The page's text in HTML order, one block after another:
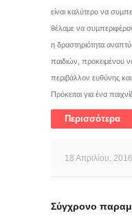
είναι καλύτερο να
θέλαμε να
η δραστηριότητα
παιδιών, προκειμένου
περιβάλλον ευθύνης
Πρόκειται για ένα
Περισσότερα
18 Απριλίου, 2016
Σύγχρονο